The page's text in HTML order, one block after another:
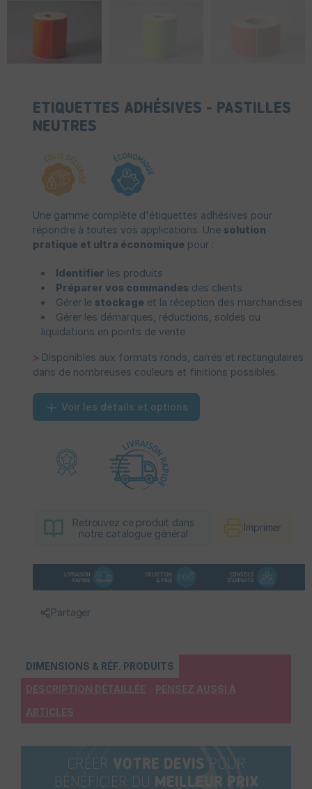
ETIQUETTES ADHÉSIVES - PASTILLES
NEUTRES
Une gamme complète d'étiquettes adhésives pour
répondre à toutes vos applications. Une solution
pratique et ultra économique pour :
Identifier les produits
Préparer vos commandes des clients
Gérer le stockage et la réception des marchandises
Gérer les démarques, réductions, soldes ou
liquidations en points de vente
> Disponibles aux formats ronds, carrés et rectangulaires
dans de nombreuses couleurs et finitions possibles.
Voir les détails et options
Retrouvez ce produit dans
notre catalogue général
Imprimer
Partager
DIMENSIONS & RÉF. PRODUITS
DESCRIPTION DÉTAILLÉE PENSEZ AUSSI À
ARTICLES
CRÉER VOTRE DEVIS POUR
BÉNÉFICIER DU MEILLEUR PRIX